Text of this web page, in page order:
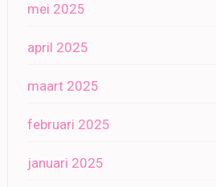
mei 2025
april 2025
maart 2025
februari 2025
januari 2025